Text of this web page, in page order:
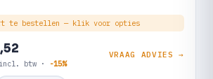
te bestellen — klik voor opties
btw · -15%
VRAAG ADVIES →